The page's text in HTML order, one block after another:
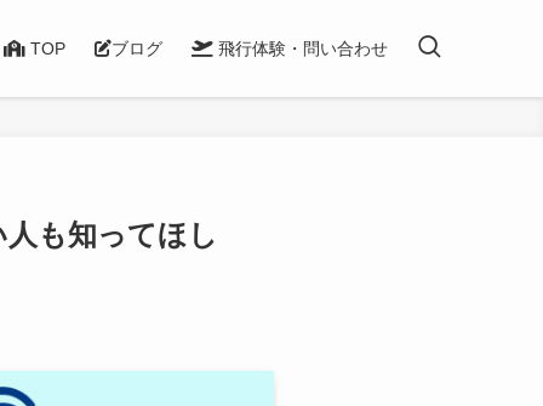
TOP ブログ 飛行体験・問い合わせ
も知ってほし